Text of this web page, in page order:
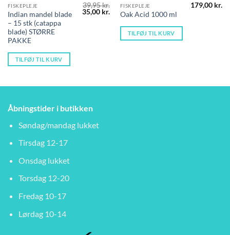
FISKEPLEJE
Indian mandel blade
– 15 stk (catappa
blade) STØRRE
PAKKE
39,95kr.
Den
oprindelige
35,00 kr. Den
aktuelle
pris
35,00 kr..
TILFØJ TIL KURV
FISKEPLEJE
Oak Acid 1000 ml
179,00 kr.
TILFØJ TIL KURV
Åbningstider i butikken
Søndag/mandag lukket
Tirsdag 12-17
Onsdag lukket
Torsdag 12-20
Fredag 10-17
Lørdag 10-14